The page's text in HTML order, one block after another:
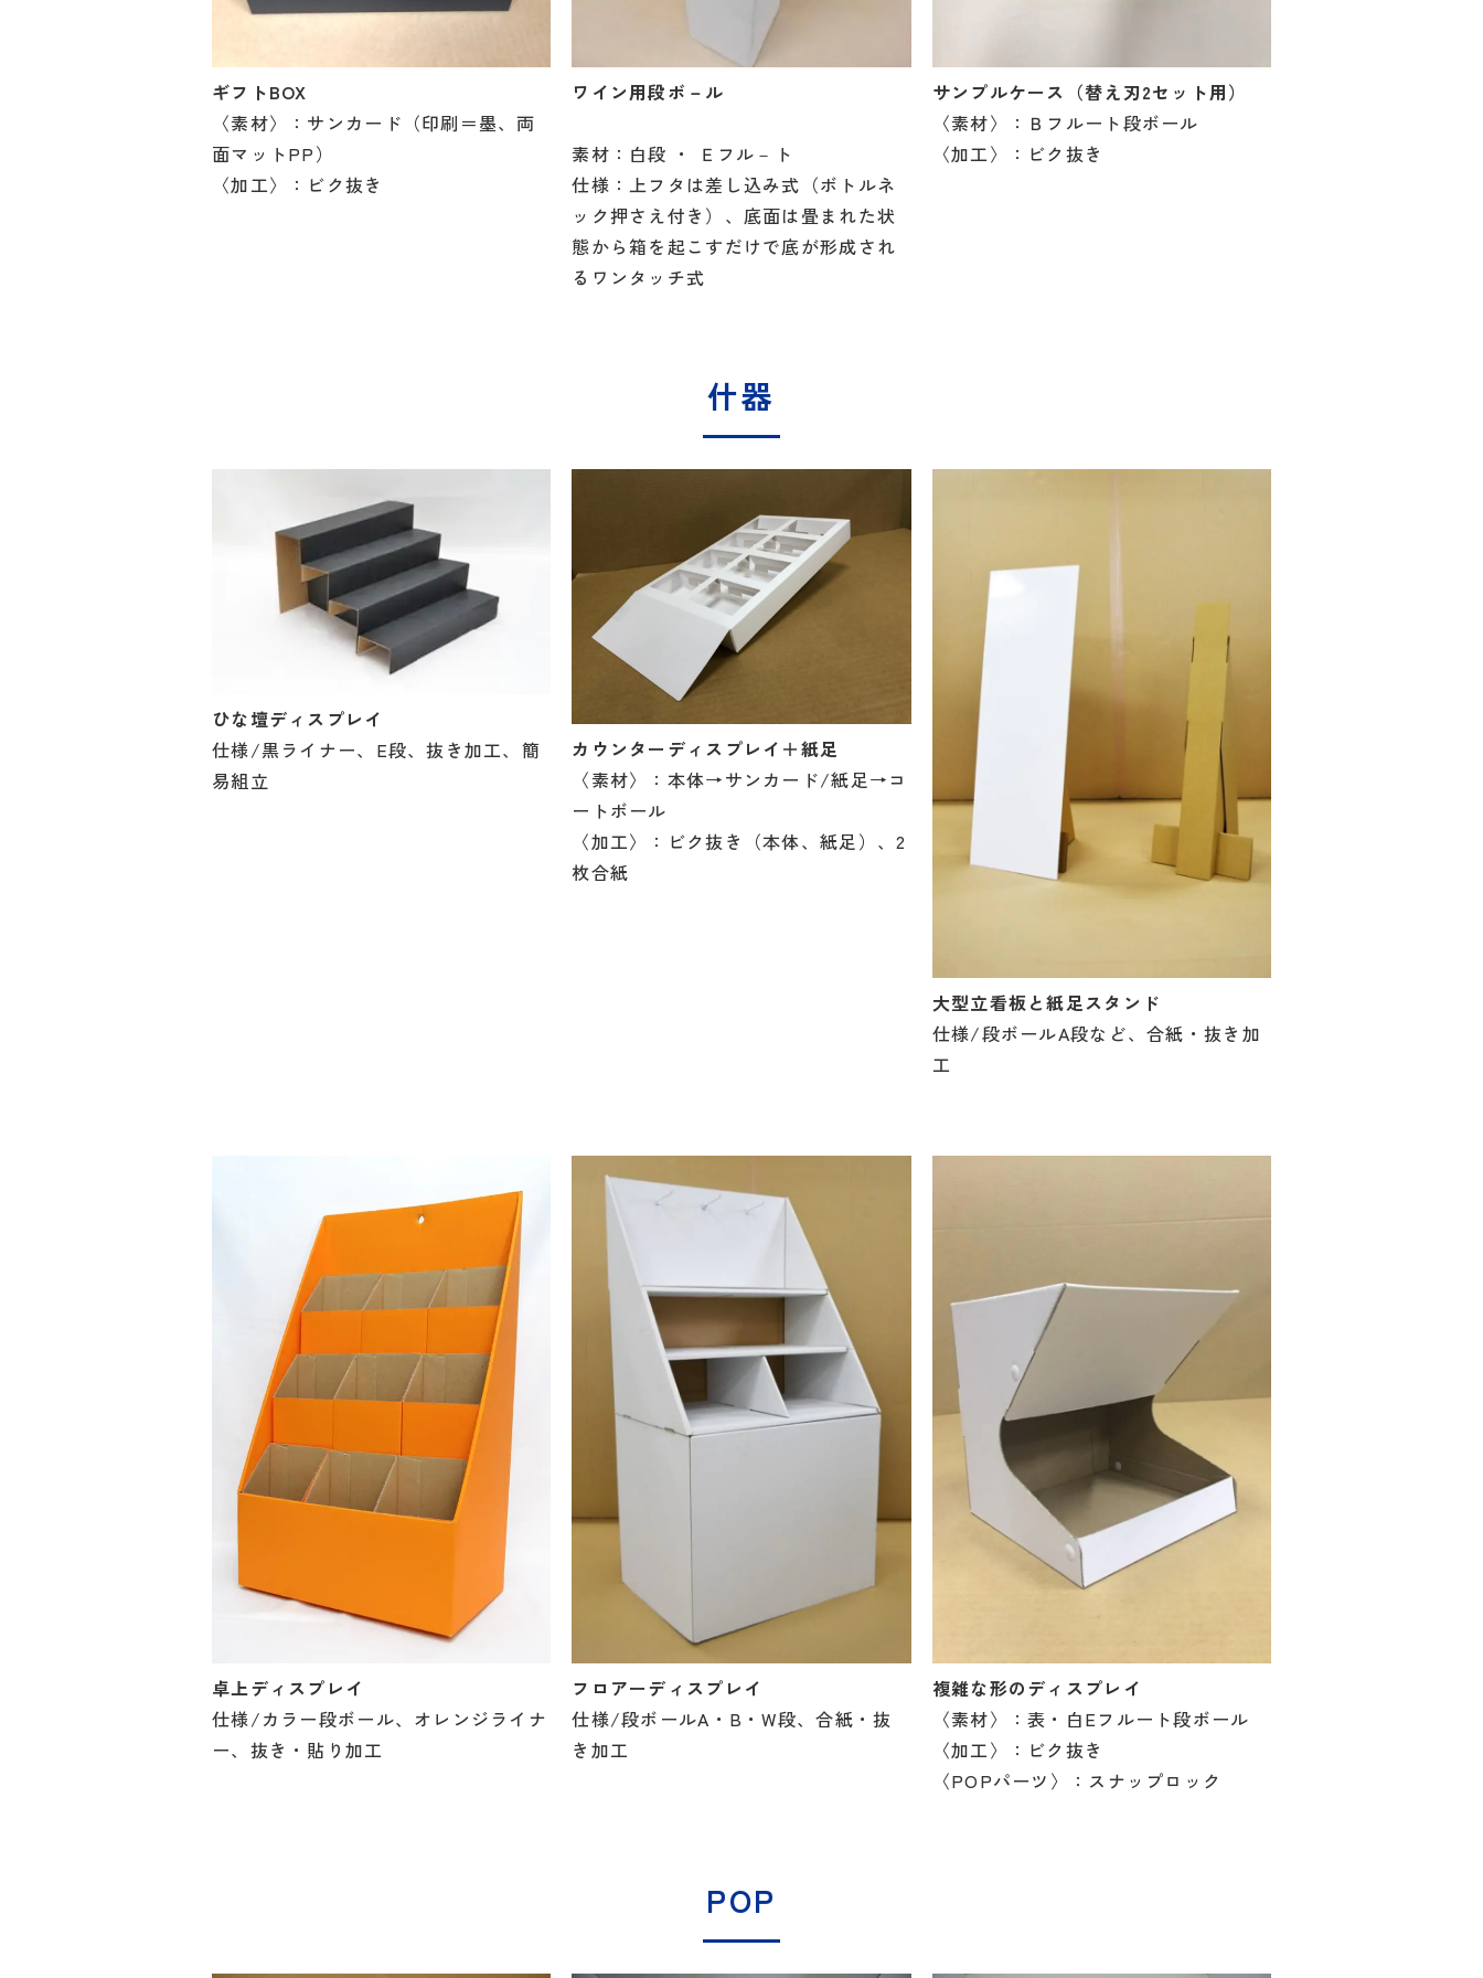
ギフトBOX
〈素材〉：サンカード（印刷＝墨、両
面マットPP）
〈加工〉：ビク抜き
ワイン用段ボ－ル
素材：白段 ・ Ｅフル－ト
仕様：上フタは差し込み式（ボトルネ
ック押さえ付き）、底面は畳まれた状
態から箱を起こすだけで底が形成され
るワンタッチ式
サンプルケース（替え刃2セット用）
〈素材〉：Ｂフルート段ボール
〈加工〉：ビク抜き
什器
ひな壇ディスプレイ
仕様/黒ライナー、E段、抜き加工、簡
易組立
カウンターディスプレイ＋紙足
〈素材〉：本体→サンカード/紙足→コ
ートボール
〈加工〉：ビク抜き（本体、紙足）、2
枚合紙
大型立看板と紙足スタンド
仕様/段ボールA段など、合紙・抜き加
工
卓上ディスプレイ
仕様/カラー段ボール、オレンジライナ
ー、抜き・貼り加工
フロアーディスプレイ
仕様/段ボールA・B・W段、合紙・抜
き加工
複雑な形のディスプレイ
〈素材〉：表・白Eフルート段ボール
〈加工〉：ビク抜き
〈POPパーツ〉：スナップロック
POP